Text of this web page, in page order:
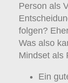
Person als
folgen?
Was also
Mindset als
Ein